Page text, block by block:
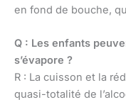
en fond de bouche,
Q : Les enfants
s’évapore ?
R : La cuisson et la
quasi-totalité de